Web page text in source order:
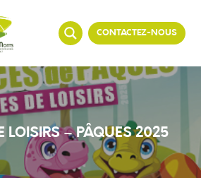
CONTACTEZ-NOUS
LOISIRS – PÂQUES 2025